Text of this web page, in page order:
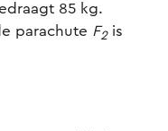
85 kg.
parachute F2is